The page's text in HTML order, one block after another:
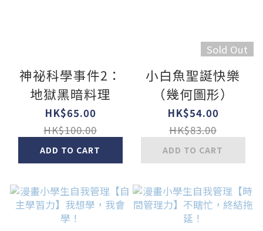
神祕科學事件2：
地獄黑暗料理
HK$65.00
HK$100.00
ADD TO CART
Sold Out
小白魚聖誕快樂
（幾何圖形）
HK$54.00
HK$83.00
ADD TO CART